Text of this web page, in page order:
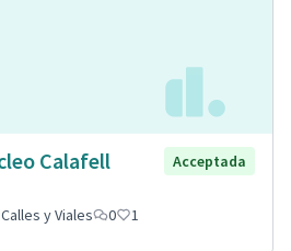
Calafell
Acceptada
Calles y Viales 0 1